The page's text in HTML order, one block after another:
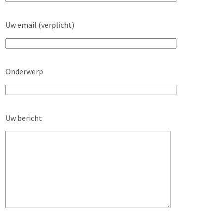
Uw email (verplicht)
Onderwerp
Uw bericht